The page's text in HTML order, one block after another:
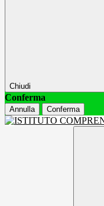
Chiudi
Conferma
Annulla Conferma